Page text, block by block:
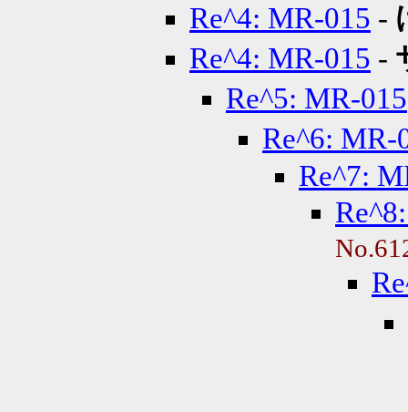
Re^4: MR-015 -
Re^4: MR-015 -
Re^5: MR-015
Re^6: MR-
Re^7: